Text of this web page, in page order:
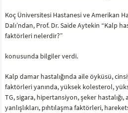
Koç Üniversitesi Hastanesi ve Amerikan
Dalı’ndan, Prof. Dr. Saide Aytekin “Kalp
faktörleri nelerdir?”
konusunda bilgiler verdi.
Kalp damar hastalığında aile öyküsü,
faktörleri yanında, yüksek kolesterol,
TG, sigara, hipertansiyon, şeker hastalığı,
yanlışlıkları, pıhtılaşma faktörleri,